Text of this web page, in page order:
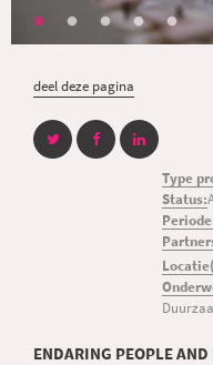
deel deze pagina
Type
Status:
ENDARING PEOPLE AND